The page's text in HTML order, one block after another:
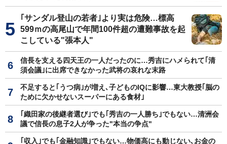
｢サンダル登山の若者｣より実は危険…標高
599ｍの高尾山で年間100件超の遭難事故を起
こしている"張本人"
信長を支える四天王の一人だったのに…秀吉にハメられて｢清
須会議｣に出席できなかった武将の哀れな末路
不足すると｢うつ病｣が増え､子どものIQに影響…東大教授｢脳の
ために欠かせないスーパーにある食材｣
｢織田家の後継者選び｣でも｢秀吉の一人勝ち｣でもない…清洲会
議で信長の息子2人が争った"本当の争点"
｢収入｣でも｢金融知識｣でもない…物価高にも動じない､お金の